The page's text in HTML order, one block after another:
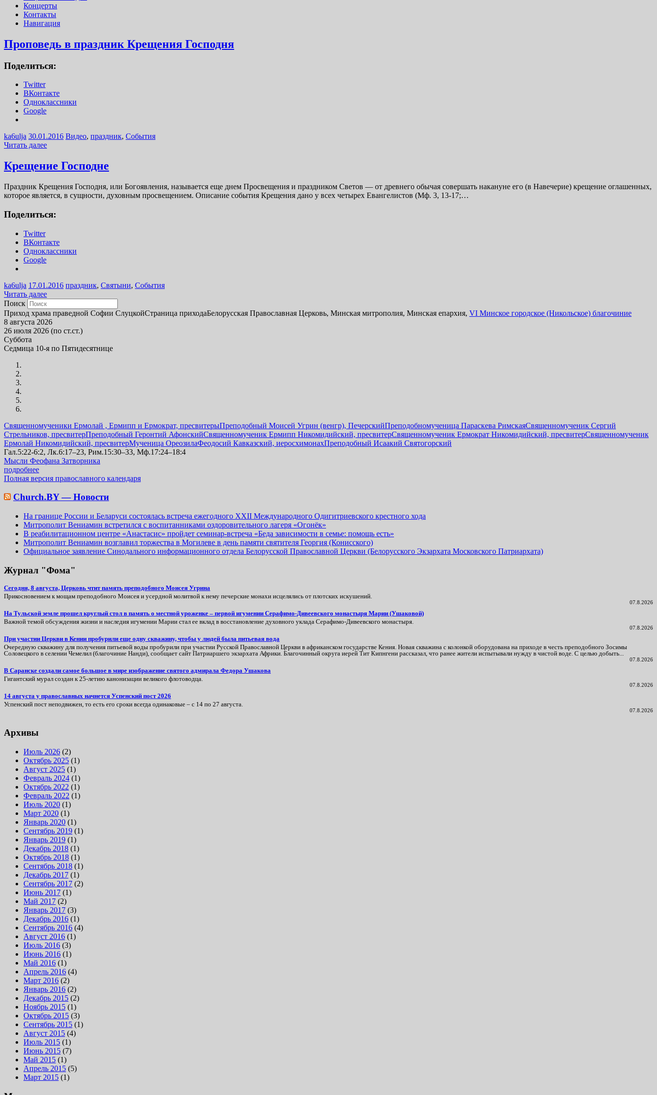
Концерты
Контакты
Навигация
Проповедь в праздник Крещения Господня
Поделиться:
Twitter
ВКонтакте
Одноклассники
Google
ka6ulja 30.01.2016 Видео, праздник, События
Читать далее
Крещение Господне
Праздник Крещения Господня, или Богоявления, называется еще днем Просвещения и праздником Светов — от древнего обычая совершать накануне его (в Навечерие) крещение оглашенных,
которое является, в сущности, духовным просвещением. Описание события Крещения дано у всех четырех Евангелистов (Мф. 3, 13-17;…
Поделиться:
Twitter
ВКонтакте
Одноклассники
Google
ka6ulja 17.01.2016 праздник, Святыни, События
Читать далее
Поиск
Приход храма праведной Софии СлуцкойСтраница приходаБелорусская Православная Церковь, Минская митрополия, Минская епархия, VI Минское городское (Никольское) благочиние
8 августа 2026
26 июля 2026 (по ст.ст.)
Суббота
Седмица 10-я по Пятидесятнице
Священномученики Ермолай , Ермипп и Ермократ, пресвитерыПреподобный Моисей Угрин (венгр), ПечерскийПреподобномученица Параскева РимскаяСвященномученик Сергий
Стрельников, пресвитерПреподобный Геронтий АфонскийСвященномученик Ермипп Никомидийский, пресвитерСвященномученик Ермократ Никомидийский, пресвитерСвященномученик
Ермолай Никомидийский, пресвитерМученица ОреозилаФеодосий Кавказский, иеросхимонахПреподобный Исаакий Святогорский
Гал.5:22-6:2, Лк.6:17–23, Рим.15:30–33, Мф.17:24–18:4
Мысли Феофана Затворника
подробнее
Полная версия православного календаря
Church.BY — Новости
На границе России и Беларуси состоялась встреча ежегодного XXII Международного Одигитриевского крестного хода
Митрополит Вениамин встретился с воспитанниками оздоровительного лагеря «Огонёк»
В реабилитационном центре «Анастасис» пройдет семинар-встреча «Беда зависимости в семье: помощь есть»
Митрополит Вениамин возглавил торжества в Могилеве в день памяти святителя Георгия (Конисского)
Официальное заявление Синодального информационного отдела Белорусской Православной Церкви (Белорусского Экзархата Московского Патриархата)
Журнал "Фома"
Сегодня, 8 августа, Церковь чтит память преподобного Моисея Угрина
Прикосновением к мощам преподобного Моисея и усердной молитвой к нему печерские монахи исцелялись от плотских искушений.
07.8.2026
На Тульской земле прошел круглый стол в память о местной уроженке – первой игумении Серафимо-Дивеевского монастыря Марии (Ушаковой)
Важной темой обсуждения жизни и наследия игумении Марии стал ее вклад в восстановление духовного уклада Серафимо‑Дивеевского монастыря.
07.8.2026
При участии Церкви в Кении пробурили еще одну скважину, чтобы у людей была питьевая вода
Очередную скважину для получения питьевой воды пробурили при участии Русской Православной Церкви в африканском государстве Кения. Новая скважина с колонкой оборудована на приходе в честь преподобного Зосимы
Соловецкого в селении Чемелил (благочиние Нанди), сообщает сайт Патриаршего экзархата Африки. Благочинный округа иерей Тит Кипнгени рассказал, что ранее жители испытывали нужду в чистой воде. С целью добыть...
07.8.2026
В Саранске создали самое большое в мире изображение святого адмирала Федора Ушакова
Гигантский мурал создан к 25-летию канонизации великого флотоводца.
07.8.2026
14 августа у православных начнется Успенский пост 2026
Успенский пост неподвижен, то есть его сроки всегда одинаковые – с 14 по 27 августа.
07.8.2026
Архивы
Июль 2026 (2)
Октябрь 2025 (1)
Август 2025 (1)
Февраль 2024 (1)
Октябрь 2022 (1)
Февраль 2022 (1)
Июль 2020 (1)
Март 2020 (1)
Январь 2020 (1)
Сентябрь 2019 (1)
Январь 2019 (1)
Декабрь 2018 (1)
Октябрь 2018 (1)
Сентябрь 2018 (1)
Декабрь 2017 (1)
Сентябрь 2017 (2)
Июнь 2017 (1)
Май 2017 (2)
Январь 2017 (3)
Декабрь 2016 (1)
Сентябрь 2016 (4)
Август 2016 (1)
Июль 2016 (3)
Июнь 2016 (1)
Май 2016 (1)
Апрель 2016 (4)
Март 2016 (2)
Январь 2016 (2)
Декабрь 2015 (2)
Ноябрь 2015 (1)
Октябрь 2015 (3)
Сентябрь 2015 (1)
Август 2015 (4)
Июль 2015 (1)
Июнь 2015 (7)
Май 2015 (1)
Апрель 2015 (5)
Март 2015 (1)